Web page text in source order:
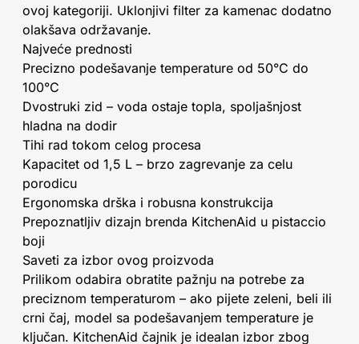
ovoj kategoriji. Uklonjivi filter za kamenac dodatno
olakšava održavanje.
Najveće prednosti
Precizno podešavanje temperature od 50°C do
100°C
Dvostruki zid – voda ostaje topla, spoljašnjost
hladna na dodir
Tihi rad tokom celog procesa
Kapacitet od 1,5 L – brzo zagrevanje za celu
porodicu
Ergonomska drška i robusna konstrukcija
Prepoznatljiv dizajn brenda KitchenAid u pistaccio
boji
Saveti za izbor ovog proizvoda
Prilikom odabira obratite pažnju na potrebe za
preciznom temperaturom – ako pijete zeleni, beli ili
crni čaj, model sa podešavanjem temperature je
ključan. KitchenAid čajnik je idealan izbor zbog